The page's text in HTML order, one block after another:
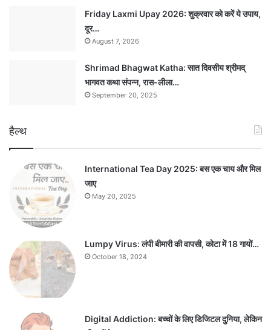
Friday Laxmi Upay 2026: शुक्रवार को करें ये उपाय,
दूर…
August 7, 2026
Shrimad Bhagwat Katha: सात दिवसीय श्रीमद्
भागवत कथा संपन्न, रास-लीला…
September 20, 2025
हैल्थ
International Tea Day 2025: बस एक चाय और मिल
जाए
May 20, 2025
Lumpy Virus: लंपी बीमारी की वापसी, कोटा में 18 गायों…
October 18, 2024
Digital Addiction: बच्चों के लिए डिजिटल दुनिया, लेकिन